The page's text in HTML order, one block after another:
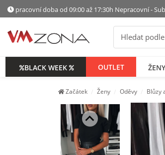
pracovní doba od 09:00 až 17:30h Nepracovní -
BLACK WEEK OUTLET ŽENY
Začátek Ženy Oděvy Blůzy